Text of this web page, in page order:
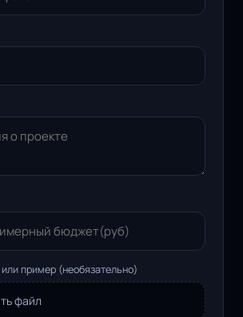
пример (необязательно)
файл